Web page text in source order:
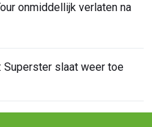
onmiddellijk verlaten na
Superster slaat weer toe